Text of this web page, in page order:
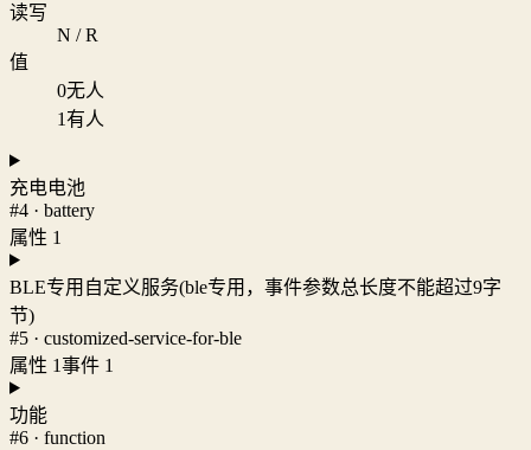
读写
N / R
值
0无人
1有人
充电电池
#4 · battery
属性 1
BLE专用自定义服务(ble专用，事件参数总长度不能超过9字
节)
#5 · customized-service-for-ble
属性 1事件 1
功能
#6 · function